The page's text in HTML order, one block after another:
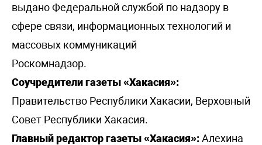
выдано Федеральной службой по надзору в
сфере связи, информационных технологий и
массовых коммуникаций
Роскомнадзор.
Соучредители газеты «Хакасия»:
Правительство Республики Хакасии, Верховный
Совет Республики Хакасия.
Главный редактор газеты «Хакасия»:Алехина